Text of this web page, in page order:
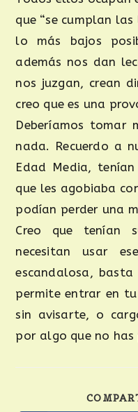
que “se cumplan las
lo más bajos
además nos dan
nos juzgan, crean
creo que es una
Deberíamos tomar
nada. Recuerdo a
Edad Media,
que les agobiaba
podían perder una
Creo que tenían
necesitan usar
escandalosa,
permite entrar en
sin avisarte, o
por algo que no